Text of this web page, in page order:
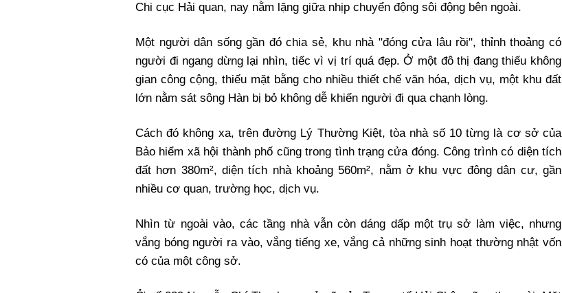
Chi cục Hải quan, nay nằm lặng giữa nhịp chuyển động sôi động bên ngoài.
Một người dân sống gần đó chia sẻ, khu nhà "đóng cửa lâu rồi", thỉnh thoảng có
người đi ngang dừng lại nhìn, tiếc vì vị trí quá đẹp. Ở một đô thị đang thiếu không
gian công cộng, thiếu mặt bằng cho nhiều thiết chế văn hóa, dịch vụ, một khu đất
lớn nằm sát sông Hàn bị bỏ không dễ khiến người đi qua chạnh lòng.
Cách đó không xa, trên đường Lý Thường Kiệt, tòa nhà số 10 từng là cơ sở của
Bảo hiểm xã hội thành phố cũng trong tình trạng cửa đóng. Công trình có diện tích
đất hơn 380m², diện tích nhà khoảng 560m², nằm ở khu vực đông dân cư, gần
nhiều cơ quan, trường học, dịch vụ.
Nhìn từ ngoài vào, các tầng nhà vẫn còn dáng dấp một trụ sở làm việc, nhưng
vắng bóng người ra vào, vắng tiếng xe, vắng cả những sinh hoạt thường nhật vốn
có của một công sở.